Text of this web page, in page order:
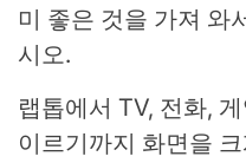
미 좋은 것을 가져 와
시오.
랩톱에서 TV, 전화,
이르기까지 화면을